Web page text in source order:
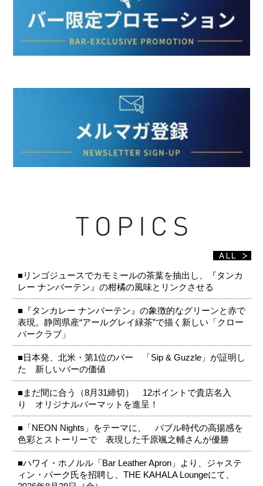
■リンゴジュースでカモミールの茶葉を抽出し、『タンカ
レー ナンバーテン』の柑橘の風味とリンクさせる
■『タンカレー ナンバーテン』の象徴的なグリーンと赤で
表現。静岡県産“アールグレイ緑茶”で描く新しい「クロー
バークラブ」
■日本発、北米・第1位のバー 「Sip & Guzzle」が証明し
た 新しいバーの価値
■まだ間に合う（8月31締切） 12ポイントで貴店名入
り オリジナルバーマットを進呈！
■「NEON Nights」をテーマに、 バブル時代の高揚感を
色彩とストーリーで 表現した千原颯之輔さんが優勝
■ハワイ・ホノルル「Bar Leather Apron」より、ジャステ
ィン・パーク氏を招聘し、THE KAHALA Loungeにて、